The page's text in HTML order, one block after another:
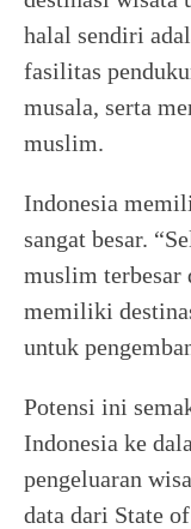
halal sendiri
fasilitas
musala, serta
muslim.
Indonesia
sangat besar.
muslim terbesar
memiliki
untuk
Potensi ini
Indonesia ke
pengeluaran
data dari State